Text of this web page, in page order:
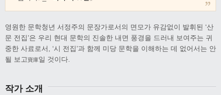
영원한 문학청년 서정주의 문장가로서의 면모가 유감없이 발휘된 ‘산
문 전집’은 우리 현대 문학의 진솔한 내면 풍경을 드러내 보여주는 귀
중한 사료로서, ‘시 전집’과 함께 미당 문학을 이해하는 데 없어서는 안
될 보고寶庫일 것이다.
작가 소개